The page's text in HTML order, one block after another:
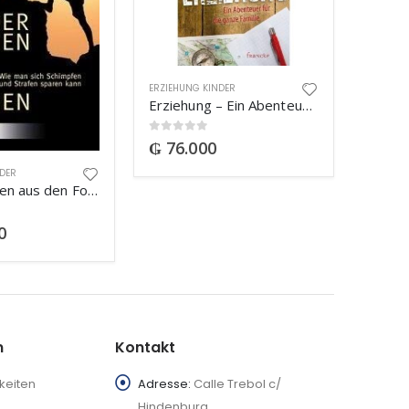
Kinder lernen aus den Folgen
ERZIEHUNG KINDER
Erziehung – Ein Abenteuer für die ganze Familie
0out of 5
₲ 76.000
Kontakt
Adresse: Calle Trebol c/